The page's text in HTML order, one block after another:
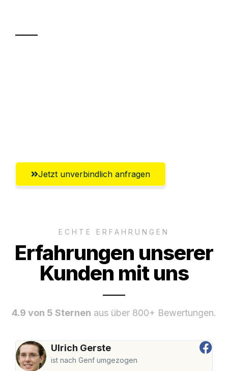
Jetzt unverbindlich anfragen
ECHTE ERFAHRUNGEN
Erfahrungen unserer
Kunden mit uns
4.9 von 5 Sternen aus über 800+ Bewertungen.
Ulrich Gerste
ist nach Genf umgezogen